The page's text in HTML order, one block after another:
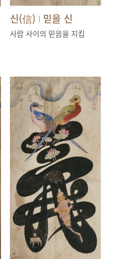
신(信) | 믿을 신
사람 사이의 믿음을 지킴